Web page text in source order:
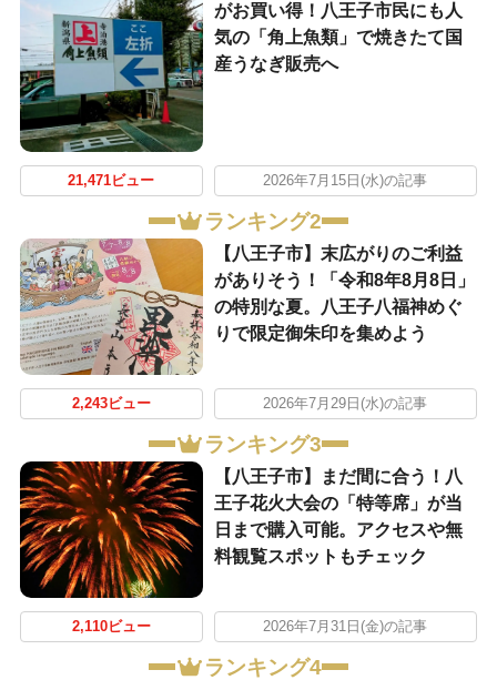
がお買い得！八王子市民にも人
気の「角上魚類」で焼きたて国
産うなぎ販売へ
21,471ビュー 2026年7月15日(水)の記事
ランキング2
【八王子市】末広がりのご利益
がありそう！「令和8年8月8日」
の特別な夏。八王子八福神めぐ
りで限定御朱印を集めよう
2,243ビュー 2026年7月29日(水)の記事
ランキング3
【八王子市】まだ間に合う！八
王子花火大会の「特等席」が当
日まで購入可能。アクセスや無
料観覧スポットもチェック
2,110ビュー 2026年7月31日(金)の記事
ランキング4